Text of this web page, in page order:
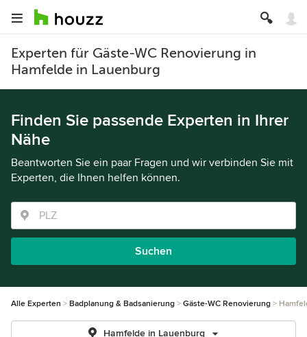
Experten für Gäste-WC Renovierung in
Hamfelde in Lauenburg
Finden Sie passende Experten in Ihrer
Nähe
Beantworten Sie ein paar Fragen und wir verbinden Sie mit
Experten, die Ihnen helfen können.
Suchen
Alle Experten Badplanung & Badsanierung Gäste-WC Renovierung
Hamfelde in Lauenburg